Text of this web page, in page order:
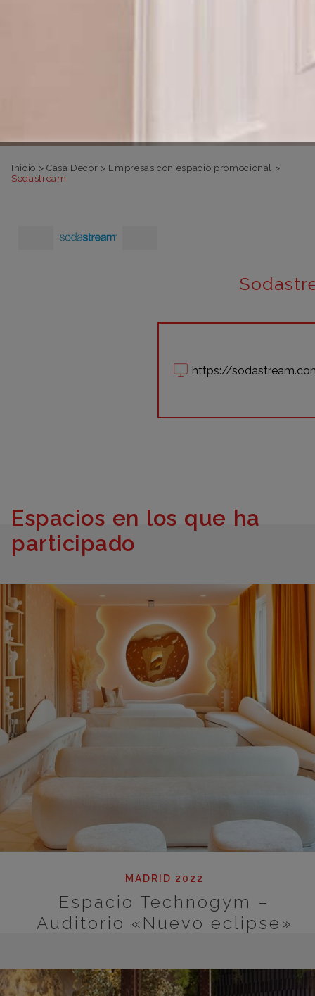
Inicio > Casa Decor > Empresas con espacio promocional >
Sodastream
https://
Espacios en los que ha
participado
MADRID 2022
Espacio Technogym –
Auditorio «Nuevo eclipse»